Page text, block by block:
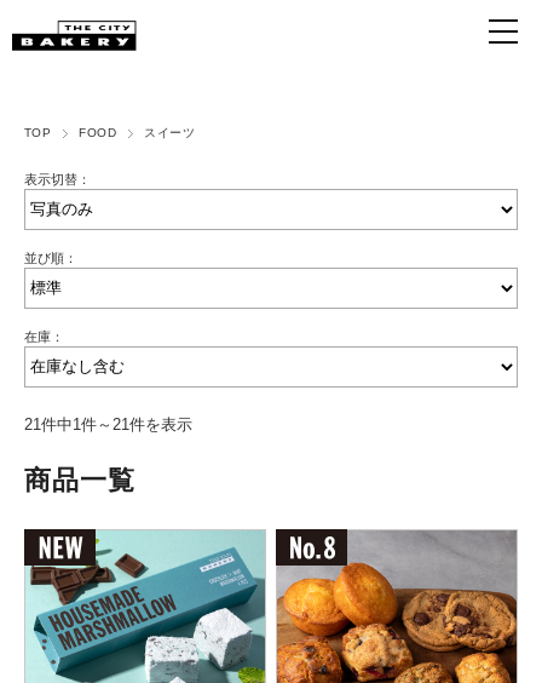
TOP FOOD スイーツ
表示切替：
並び順：
在庫：
21件中1件～21件を表示
商品一覧